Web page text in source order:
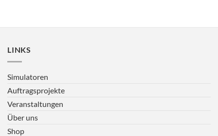
LINKS
Simulatoren
Auftragsprojekte
Veranstaltungen
Über uns
Shop